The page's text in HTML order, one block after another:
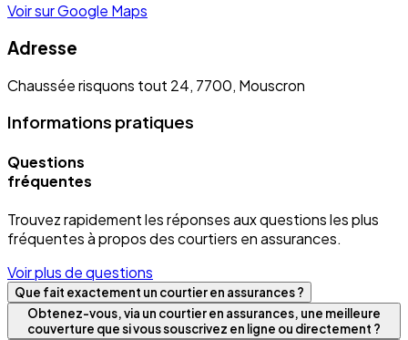
Voir sur Google Maps
Adresse
Chaussée risquons tout 24, 7700, Mouscron
Informations pratiques
Questions
fréquentes
Trouvez rapidement les réponses aux questions les plus
fréquentes à propos des courtiers en assurances.
Voir plus de questions
Que fait exactement un courtier en assurances ?
Obtenez-vous, via un courtier en assurances, une meilleure
couverture que si vous souscrivez en ligne ou directement ?